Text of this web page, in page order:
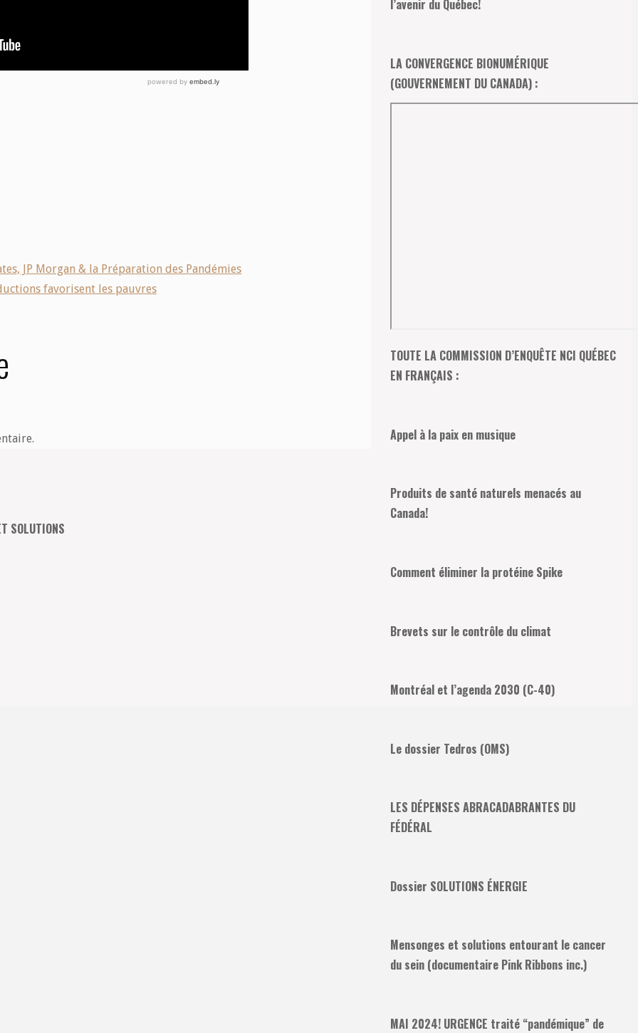
JP Morgan & la Préparation des Pandémies
favorisent les pauvres
SOLUTIONS
l’avenir du Québec!
LA CONVERGENCE BIONUMÉRIQUE
(GOUVERNEMENT DU CANADA) :
TOUTE LA COMMISSION D’ENQUÊTE NCI QUÉBEC
EN FRANÇAIS :
Appel à la paix en musique
Produits de santé naturels menacés au
Canada!
Comment éliminer la protéine Spike
Brevets sur le contrôle du climat
Montréal et l’agenda 2030 (C-40)
Le dossier Tedros (OMS)
LES DÉPENSES ABRACADABRANTES DU
FÉDÉRAL
Dossier SOLUTIONS ÉNERGIE
Mensonges et solutions entourant le cancer
du sein (documentaire Pink Ribbons inc.)
MAI 2024! URGENCE traité “pandémique” de